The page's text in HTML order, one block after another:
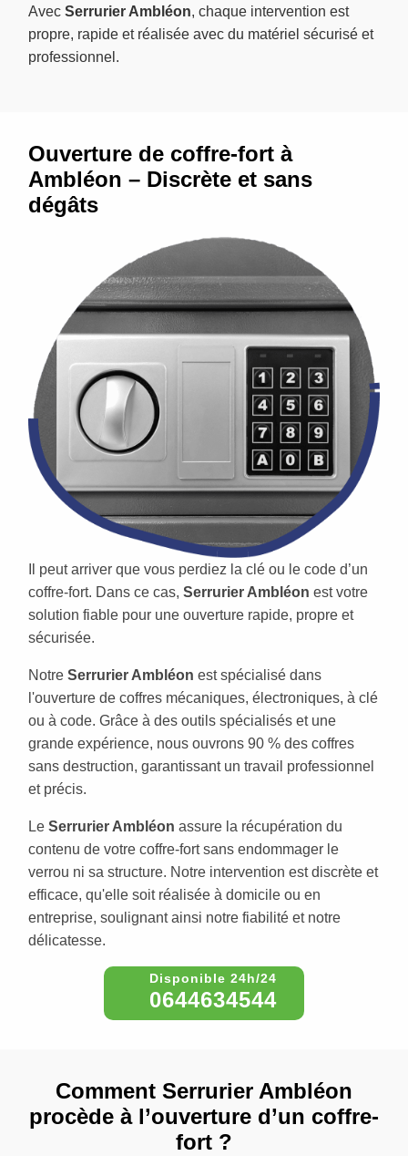
Avec Serrurier Ambléon, chaque intervention est
propre, rapide et réalisée avec du matériel sécurisé et
professionnel.
Ouverture de coffre-fort à
Ambléon – Discrète et sans
dégâts
Il peut arriver que vous perdiez la clé ou le code d’un
coffre-fort. Dans ce cas, Serrurier Ambléon est votre
solution fiable pour une ouverture rapide, propre et
sécurisée.
Notre Serrurier Ambléon est spécialisé dans
l'ouverture de coffres mécaniques, électroniques, à clé
ou à code. Grâce à des outils spécialisés et une
grande expérience, nous ouvrons 90 % des coffres
sans destruction, garantissant un travail professionnel
et précis.
Le Serrurier Ambléon assure la récupération du
contenu de votre coffre-fort sans endommager le
verrou ni sa structure. Notre intervention est discrète et
efficace, qu'elle soit réalisée à domicile ou en
entreprise, soulignant ainsi notre fiabilité et notre
délicatesse.
0644634544
Comment Serrurier Ambléon
procède à l’ouverture d’un coffre-
fort ?